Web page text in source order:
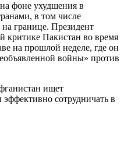
фоне ухудшения в
в том числе
границе. Президент
критике Пакистан во время
на прошлой неделе, где он
войны» против
ищет
сотрудничать в